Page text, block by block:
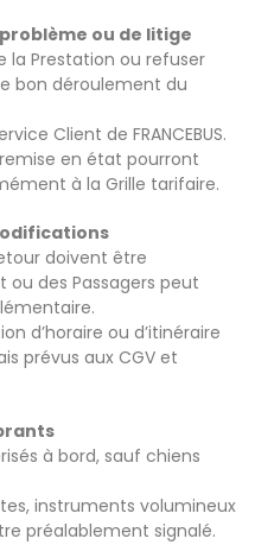
ou de litige
la Prestation ou refuser
bon déroulement du
Client de FRANCEBUS.
en état pourront
à la Grille tarifaire.
doivent être
des Passagers peut
d’horaire ou d’itinéraire
prévus aux CGV et
à bord, sauf chiens
instruments volumineux
préalablement signalé.